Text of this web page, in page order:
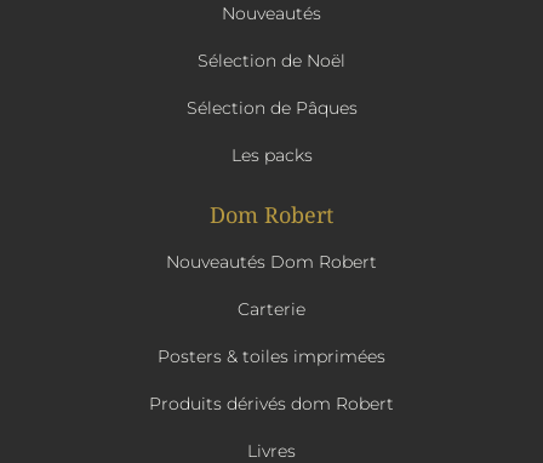
Nouveautés
Sélection de Noël
Sélection de Pâques
Les packs
Dom Robert
Nouveautés Dom Robert
Carterie
Posters & toiles imprimées
Produits dérivés dom Robert
Livres